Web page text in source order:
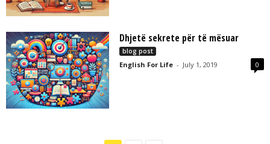
Dhjetë sekrete për të mësuar
blog post
English For Life - July 1, 2019 0